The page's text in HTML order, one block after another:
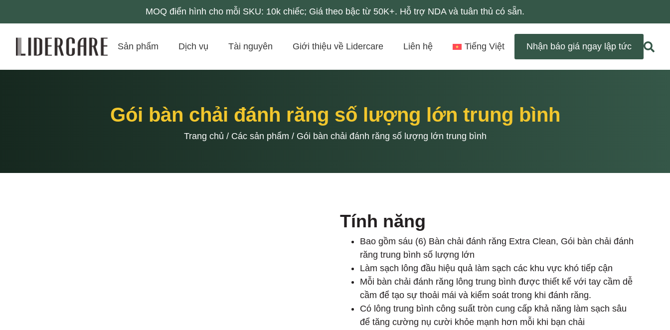
MOQ điển hình cho mỗi SKU: 10k chiếc; Giá theo bậc từ 50K+. Hỗ trợ NDA và tuân thủ có sẵn.
Sản phẩm Dịch vụ Tài nguyên Giới thiệu về Lidercare Liên hệ Tiếng Việt Nhận báo giá ngay lập tức
Gói bàn chải đánh răng số lượng lớn trung bình
Trang chủ / Các sản phẩm / Gói bàn chải đánh răng số lượng lớn trung bình
Tính năng
Bao gồm sáu (6) Bàn chải đánh răng Extra Clean, Gói bàn chải đánh
răng trung bình số lượng lớn
Làm sạch lông đầu hiệu quả làm sạch các khu vực khó tiếp cận
Mỗi bàn chải đánh răng lông trung bình được thiết kế với tay cầm dễ
cầm để tạo sự thoải mái và kiểm soát trong khi đánh răng.
Có lông trung bình công suất tròn cung cấp khả năng làm sạch sâu
để tăng cường nụ cười khỏe mạnh hơn mỗi khi bạn chải